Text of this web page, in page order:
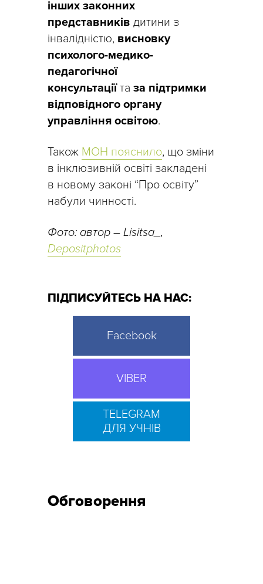
інших законних
представників дитини з
інвалідністю, висновку
психолого-медико-
педагогічної
консультаціїта за підтримки
відповідного органу
управління освітою.
Також МОН пояснило, що зміни
в інклюзивній освіті закладені
в новому законі “Про освіту”
набули чинності.
Фото: автор – Lisitsa_,
Depositphotos
ПІДПИСУЙТЕСЬ НА НАС:
Facebook
VIBER
TELEGRAM
ДЛЯ УЧНІВ
Обговорення